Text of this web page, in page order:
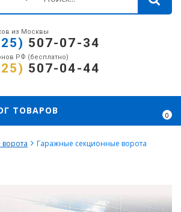
из Москвы
507-07-34
РФ (бесплатно)
507-04-44
0
ТОВАРОВ
Гаражные секционные ворота